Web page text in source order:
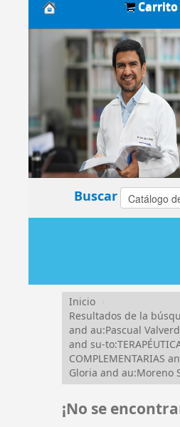
Biblioteca
Central
EsSalud
Carrito
Buscar
Inicio
Resultados de la
and au:Pascual
and su-
COMPLEMENTARIAS
Gloria and au:Moreno
¡No se